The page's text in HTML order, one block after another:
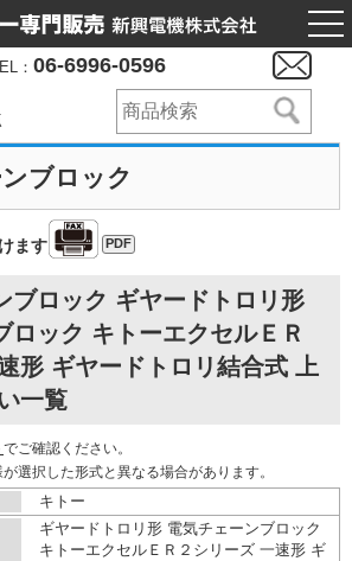
： 06-6996-0596
ブロック
ます PDF
ブロック ギヤードトロリ形
ロック キトーエクセルＥＲ
形 ギヤードトロリ結合式 上
一覧
でご確認ください。
選択した形式と異なる場合があります。
キトー
ギヤードトロリ形 電気チェーンブロック
キトーエクセルＥＲ２シリーズ 一速形 ギ